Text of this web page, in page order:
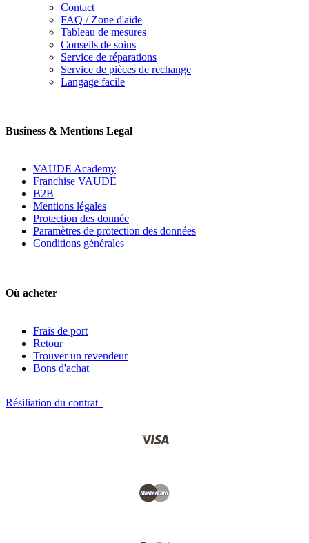
Contact
FAQ / Zone d'aide
Tableau de mesures
Conseils de soins
Service de réparations
Service de pièces de rechange
Langage facile
Business & Mentions Legal
VAUDE Academy
Franchise VAUDE
B2B
Mentions légales
Protection des donnée
Paramètres de protection des données
Conditions générales
Où acheter
Frais de port
Retour
Trouver un revendeur
Bons d'achat
Résiliation du contrat